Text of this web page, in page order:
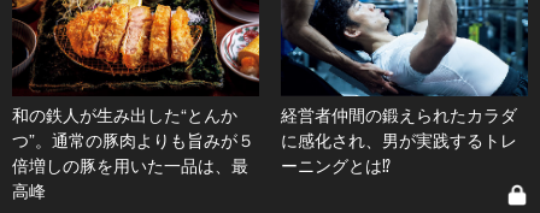
和の鉄人が生み出した“とんか
つ”。通常の豚肉よりも旨みが５
倍増しの豚を用いた一品は、最
高峰
経営者仲間の鍛えられたカラダ
に感化され、男が実践するトレ
ーニングとは⁉